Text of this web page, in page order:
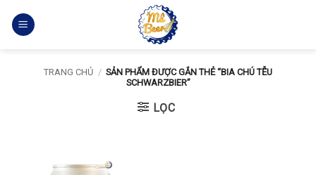
qua
TRANG CHỦ / SẢN PHẨM ĐƯỢC GẮN THẺ “BIA CHÚ TỄU
SCHWARZBIER”
LỌC